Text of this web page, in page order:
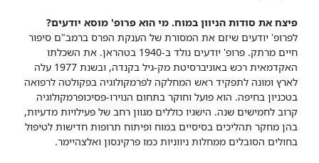
פיצח את סודות הניוון במוח. מי הוא פרופ' מוסא יודעים?
לפרופ' יודעים שיזם את המסורת של הענקת הפרס ברמב"ם סיפור
חיים מרתק. פרופ' יודעים נולד ב-1940 בטהראן. את השכלתו
האקדמאית רכש באוניברסיטת מק-גיל בקנדה, ובשנת 1977 עלה
לארץ ומונה לתפקיד ראש המחלקה לפרמקולוגיה בפקולטה לרפואה
בטכניון בחיפה. הוא פועל וחוקר בתחום הנוירו-פסיכופרמקולוגיה
קרוב לחמישים שנה. הישגיו כוללים מגוון רחב של פעילויות מדעיות,
בהן מחקר תהליכים בסיסיים במוח ופיתוח תרופות חדישות לטיפול
בחולים הסובלים ממחלות ניווניות כמו פרקינסון ואלצהיימר.